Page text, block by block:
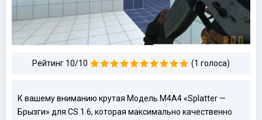
Рейтинг 10/10 (1 голоса)
К вашему вниманию крутая Модель M4A4 «Splatter —
Брызги» для CS 1.6, которая максимально качественно